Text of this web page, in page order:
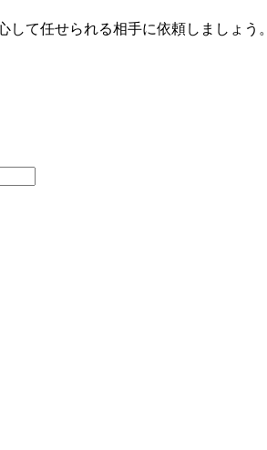
て任せられる相手に依頼しましょう。